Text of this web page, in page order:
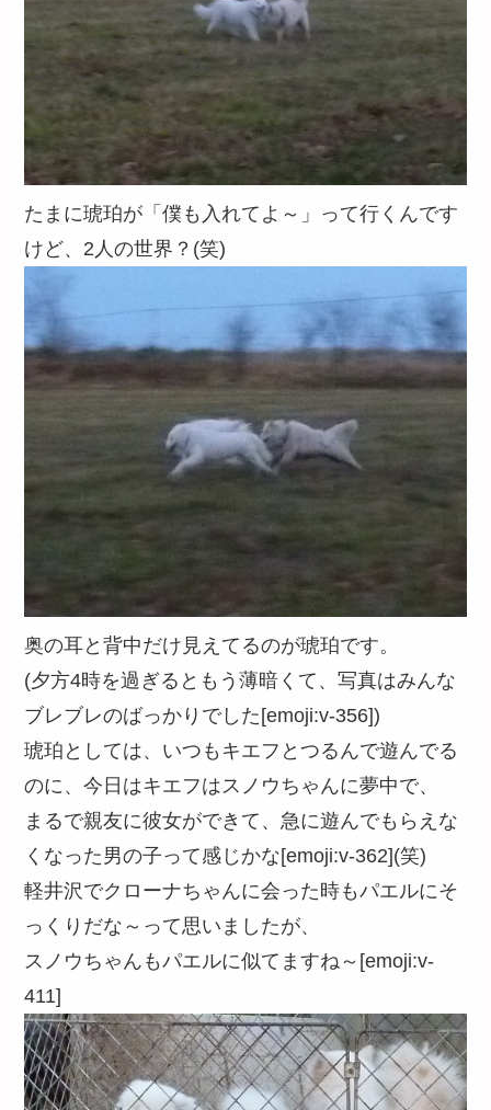
たまに琥珀が「僕も入れてよ～」って行くんです
けど、2人の世界？(笑)
奥の耳と背中だけ見えてるのが琥珀です。
(夕方4時を過ぎるともう薄暗くて、写真はみんな
ブレブレのばっかりでした[emoji:v-356])
琥珀としては、いつもキエフとつるんで遊んでる
のに、今日はキエフはスノウちゃんに夢中で、
まるで親友に彼女ができて、急に遊んでもらえな
くなった男の子って感じかな[emoji:v-362](笑)
軽井沢でクローナちゃんに会った時もパエルにそ
っくりだな～って思いましたが、
スノウちゃんもパエルに似てますね～[emoji:v-
411]